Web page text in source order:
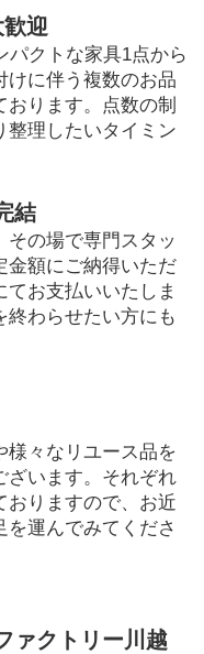
迎
パクトな家具1点から
けに伴う複数のお品
ります。点数の制
整理したいタイミン
結
の場で専門スタッ
金額にご納得いただ
お支払いいたしま
終わらせたい方にも
様々なリユース品を
ざいます。それぞれ
おりますので、お近
を運んでみてくださ
ァクトリー川越